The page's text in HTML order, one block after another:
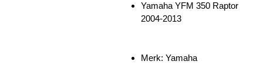
Yamaha YFM 350 Raptor
2004-2013
Merk: Yamaha